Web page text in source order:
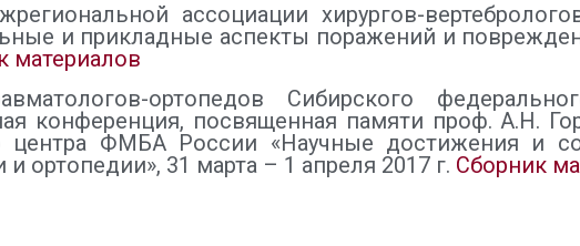
ассоциации хирургов-
и прикладные аспекты поражений и
материалов
ортопедов Сибирского
конференция, посвященная памяти проф. А.Н.
центра ФМБА России «Научные достижения и
и ортопедии», 31 марта – 1 апреля 2017 г. Сборник